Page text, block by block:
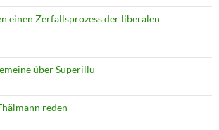
einen Zerfallsprozess der liberalen
über Superillu
reden